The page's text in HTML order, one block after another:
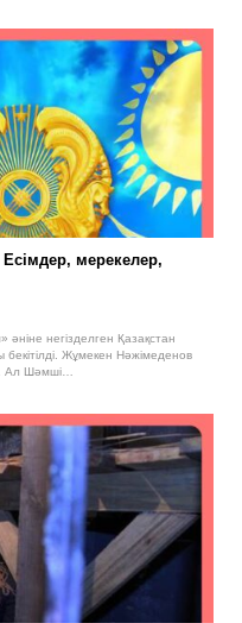
Есімдер, мерекелер,
негізделген Қазақстан
Жұмекен Нәжімеденов
Ал Шәмші…